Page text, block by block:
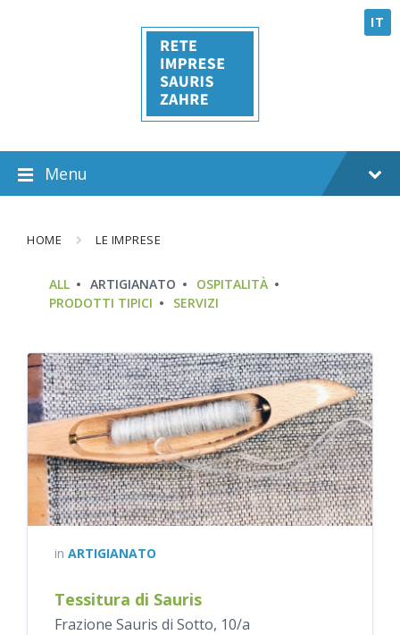
IT
Menu
HOME LE IMPRESE
CATEGORIES:
ALL ARTIGIANATO
OSPITALITÀ
PRODOTTI TIPICI
SERVIZI
in ARTIGIANATO
Tessitura di Sauris
Frazione Sauris di Sotto, 10/a